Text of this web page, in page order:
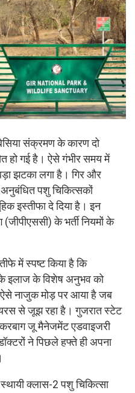
संक्रमण के कारण दो
हो गई है। ऐसे गंभीर समय में
झटका लगा है। गिर और
पशु चिकित्सकों
इस्तीफा दे दिया है। इन
के भर्ती नियमों के
में स्पष्ट किया है कि
के इलाज के विशेष अनुभव को
नाजुक मोड़ पर आया है जब
से जूझ रहा है। गुजरात स्टेट
जू मैनेजमेंट एडवाइजरी
ने पिछले हफ्ते ही अपना
स्थायी क्लास-2 पशु चिकित्सा